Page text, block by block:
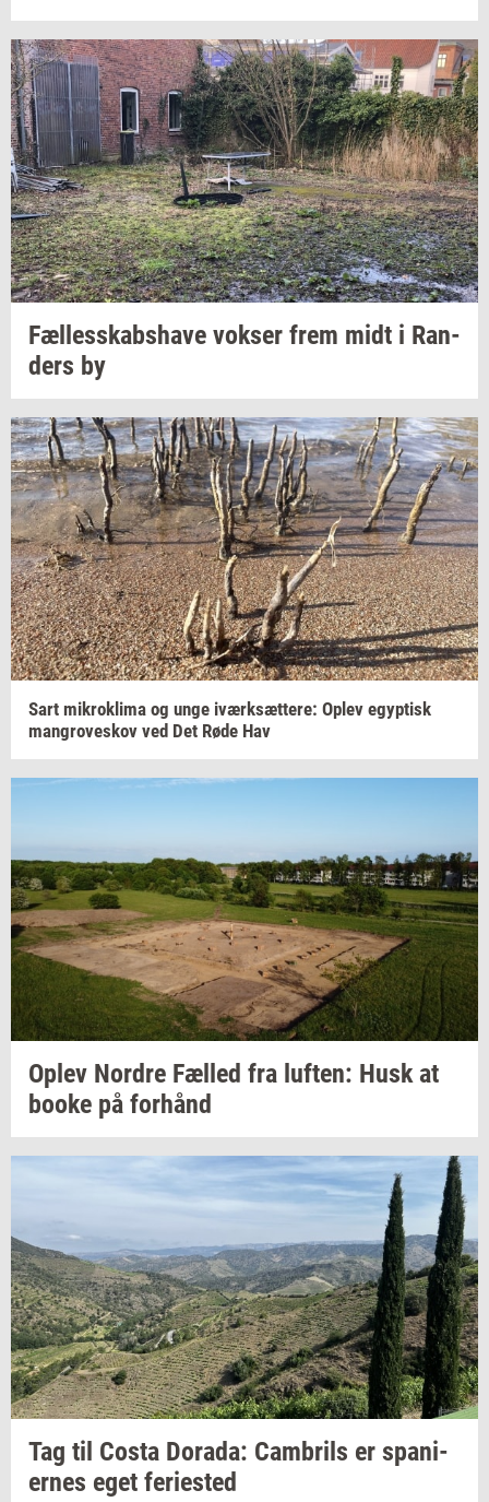
Fæl­les­skabs­ha­ve vok­ser frem midt i Ran­
ders by
Sart mi­krokli­ma og unge iværk­sæt­te­re: Oplev egyp­tisk
man­grove­skov ved Det Røde Hav
Oplev Nor­dre Fæl­led fra luf­ten: Husk at
booke på for­hånd
Tag til Costa Dora­da: Cam­brils er spa­ni­
er­nes eget fe­ri­e­sted